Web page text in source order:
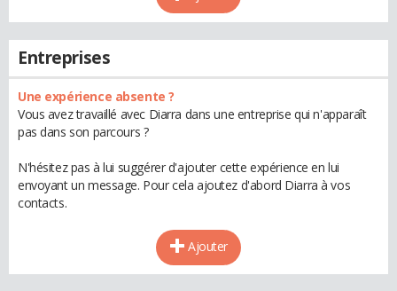
Entreprises
Une expérience absente ?
Vous avez travaillé avec Diarra dans une entreprise qui n'apparaît
pas dans son parcours ?
N'hésitez pas à lui suggérer d'ajouter cette expérience en lui
envoyant un message. Pour cela ajoutez d'abord Diarra à vos
contacts.
Ajouter